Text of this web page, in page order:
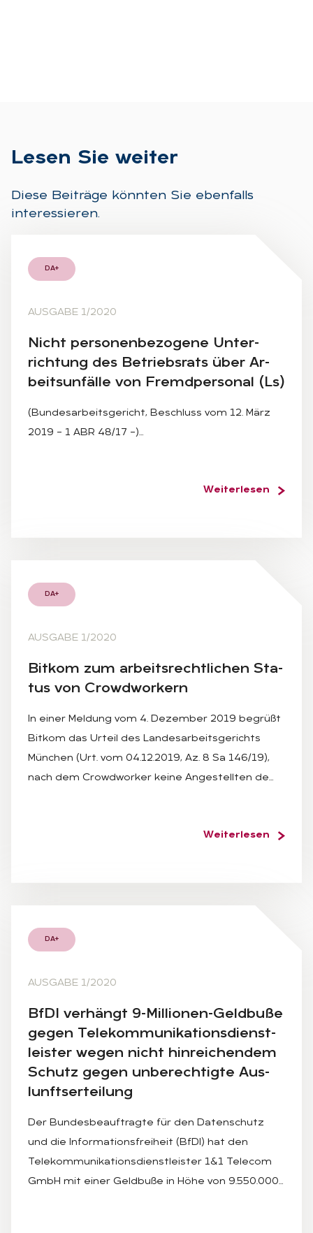
Le­sen Sie wei­ter
Diese Beiträge könnten Sie ebenfalls
interessieren.
DA+
AUSGABE 1/2020
Nicht per­so­nen­be­zo­ge­ne Un­ter­
rich­tung des Be­triebs­rats über Ar­
beits­un­fäl­le von Fremd­per­so­nal (Ls)
(Bundesarbeitsgericht, Beschluss vom 12. März
2019 – 1 ABR 48/17 –)…
Weiterlesen
DA+
AUSGABE 1/2020
Bit­kom zum ar­beits­recht­li­chen Sta­
tus von Crowd­wor­kern
In einer Meldung vom 4. Dezember 2019 begrüßt
Bitkom das Urteil des Landesarbeitsgerichts
München (Urt. vom 04.12.2019, Az. 8 Sa 146/19),
nach dem Crowdworker keine Angestellten de…
Weiterlesen
DA+
AUSGABE 1/2020
BfDI ver­hängt 9-Mil­lio­nen-Geld­bu­ße
ge­gen Te­le­kom­mu­ni­ka­ti­ons­dienst­
leis­ter we­gen nicht hin­rei­chen­dem
Schutz ge­gen un­be­rech­tig­te Aus­
lunfts­er­tei­lung
Der Bundesbeauftragte für den Datenschutz
und die Informationsfreiheit (BfDI) hat den
Telekommunikationsdienstleister 1&1 Telecom
GmbH mit einer Geldbuße in Höhe von 9.550.000…